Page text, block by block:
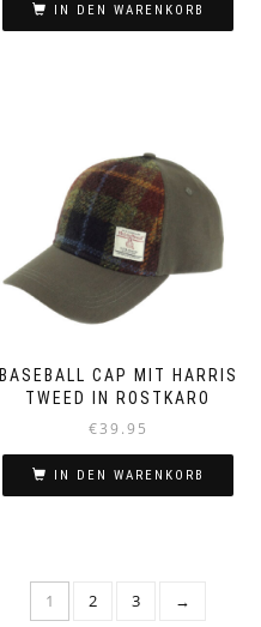
IN DEN WARENKORB
BASEBALL CAP MIT HARRIS
TWEED IN ROSTKARO
€39.95
IN DEN WARENKORB
1 2 3 →